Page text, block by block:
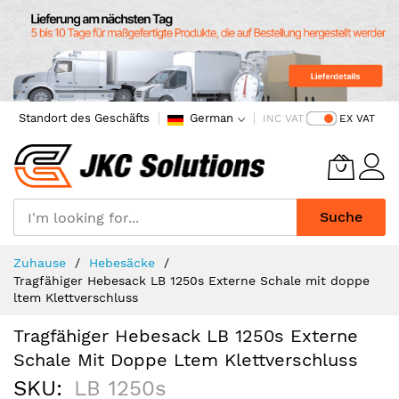
Standort des Geschäfts German INC VAT EX VAT
Suche
to
Content
Zuhause
Hebesäcke
Tragfähiger Hebesack LB 1250s Externe Schale mit doppe
ltem Klettverschluss
Tragfähiger Hebesack LB 1250s Externe
Schale Mit Doppe Ltem Klettverschluss
SKU LB 1250s